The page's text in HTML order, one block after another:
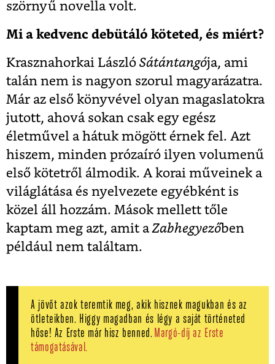
szörnyű novella volt.
Mi a kedvenc debütáló köteted, és miért?
Krasznahorkai László Sátántangója, ami
talán nem is nagyon szorul magyarázatra.
Már az első könyvével olyan magaslatokra
jutott, ahová sokan csak egy egész
életművel a hátuk mögött érnek fel. Azt
hiszem, minden prózaíró ilyen volumenű
első kötetről álmodik. A korai műveinek a
világlátása és nyelvezete egyébként is
közel áll hozzám. Mások mellett tőle
kaptam meg azt, amit aZabhegyezőben
például nem találtam.
A jövőt azok teremtik meg, akik hisznek magukban és az
ötleteikben. Higgy magadban és légy a saját történeted
hőse! Az Erste már hisz benned. Margó-díj az Erste
támogatásával.